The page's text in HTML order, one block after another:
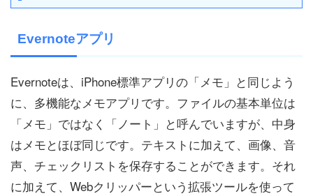
Evernoteアプリ
Evernoteは、iPhone標準アプリの「メモ」と同じよう
に、多機能なメモアプリです。ファイルの基本単位は
「メモ」ではなく「ノート」と呼んでいますが、中身
はメモとほぼ同じです。テキストに加えて、画像、音
声、チェックリストを保存することができます。それ
に加えて、Webクリッパーという拡張ツールを使って